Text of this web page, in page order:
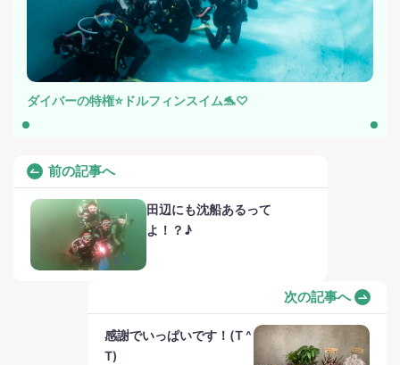
ダイバーの特権⭐️ドルフィンスイム🐬♡
前の記事へ
田辺にも沈船あるって
よ！？♪
次の記事へ
感謝でいっぱいです！(T ^
T)